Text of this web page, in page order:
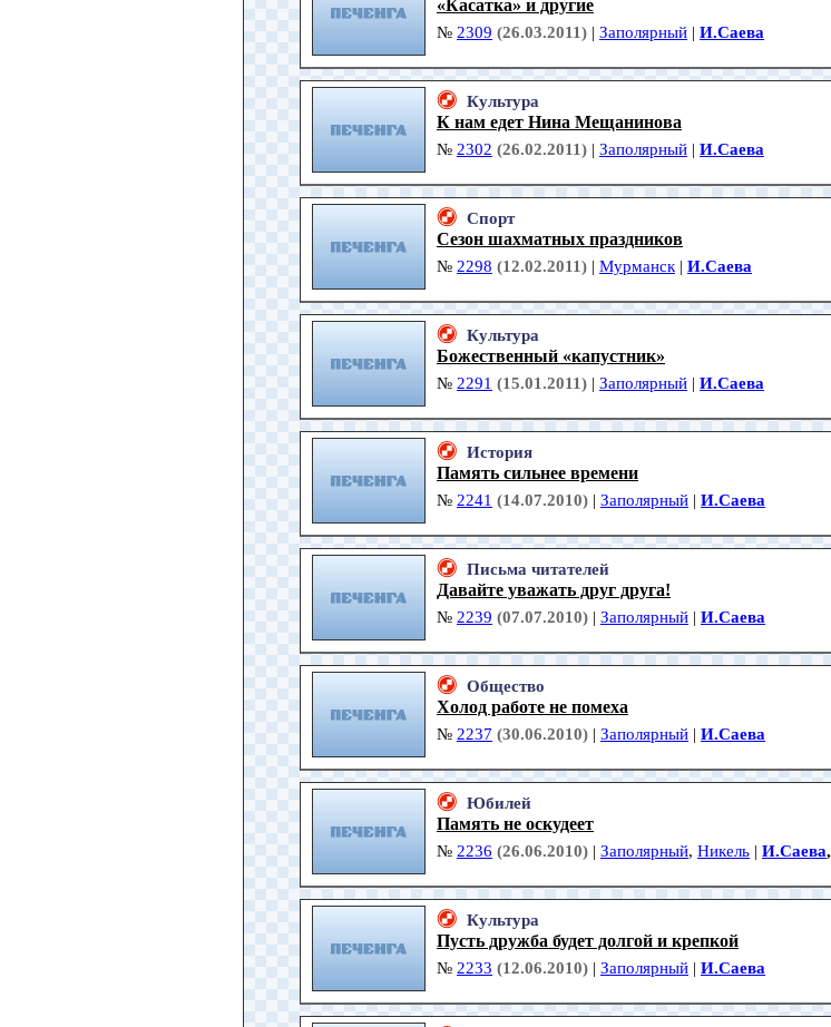
«Касатка» и другие
№ 2309 (26.03.2011) | Заполярный | И.Саева
Культура
К нам едет Нина Мещанинова
№ 2302 (26.02.2011) | Заполярный | И.Саева
Спорт
Сезон шахматных праздников
№ 2298 (12.02.2011) | Мурманск | И.Саева
Культура
Божественный «капустник»
№ 2291 (15.01.2011) | Заполярный | И.Саева
История
Память сильнее времени
№ 2241 (14.07.2010) | Заполярный | И.Саева
Письма читателей
Давайте уважать друг друга!
№ 2239 (07.07.2010) | Заполярный | И.Саева
Общество
Холод работе не помеха
№ 2237 (30.06.2010) | Заполярный | И.Саева
Юбилей
Память не оскудеет
№ 2236 (26.06.2010) | Заполярный, Никель | И.Саева,
Культура
Пусть дружба будет долгой и крепкой
№ 2233 (12.06.2010) | Заполярный | И.Саева